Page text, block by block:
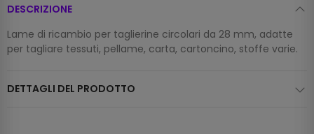
DESCRIZIONE
Lame di ricambio per taglierine circolari da 28 mm, adatte
per tagliare tessuti, pellame, carta, cartoncino, stoffe varie.
DETTAGLI DEL PRODOTTO